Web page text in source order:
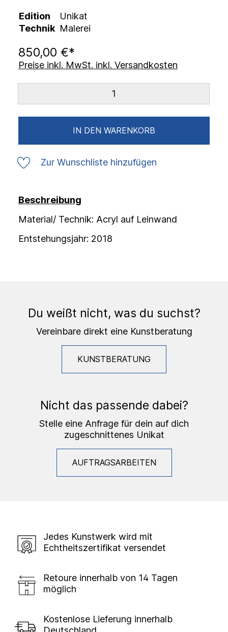
Edition
Unikat
Technik Malerei
850,00 €*
Preise inkl. MwSt. inkl. Versandkosten
IN DEN WARENKORB
Zur Wunschliste hinzufügen
Beschreibung
Material/ Technik: Acryl auf Leinwand
Entstehungsjahr: 2018
Du weißt nicht, was du suchst?
Vereinbare direkt eine Kunstberatung
KUNSTBERATUNG
Nicht das passende dabei?
Stelle eine Anfrage für dein auf dich
zugeschnittenes Unikat
AUFTRAGSARBEITEN
Jedes Kunstwerk wird mit
Echtheitszertifikat versendet
Retoure innerhalb von 14 Tagen
möglich
Kostenlose Lieferung innerhalb